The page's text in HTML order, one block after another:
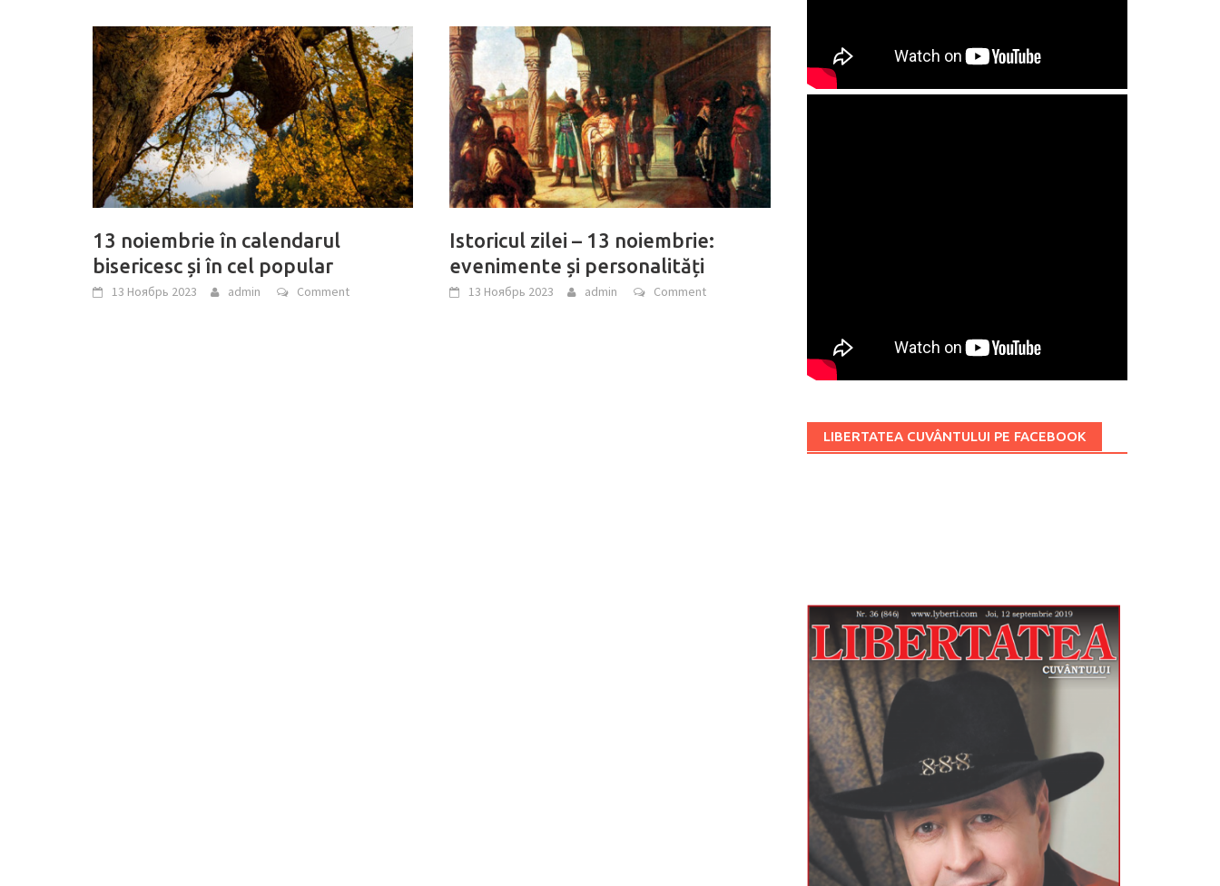
13 noiembrie în calendarul
bisericesc și în cel popular
13 Ноябрь 2023 admin Comment
Istoricul zilei – 13 noiembrie:
evenimente și personalități
13 Ноябрь 2023 admin Comment
LIBERTATEA CUVÂNTULUI PE FACEBOOK